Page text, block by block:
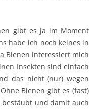
gibt es ja im Moment
habe ich noch keines in
Bienen interessiert mich
Insekten sind einfach
das nicht (nur) wegen
Bienen gibt es (fast)
und damit auch